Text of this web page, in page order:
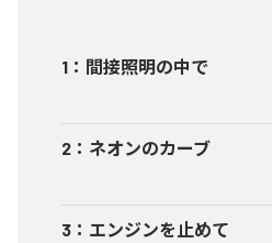
1 ： 間接照明の中で
2 ： ネオンのカーブ
3 ： エンジンを止めて